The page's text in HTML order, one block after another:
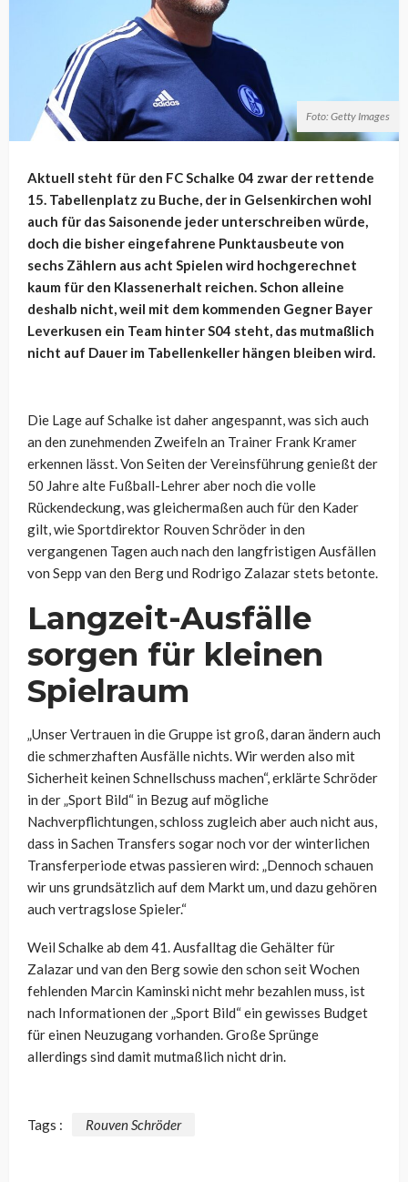
Foto: Getty Images
Aktuell steht für den FC Schalke 04 zwar der rettende
15. Tabellenplatz zu Buche, der in Gelsenkirchen wohl
auch für das Saisonende jeder unterschreiben würde,
doch die bisher eingefahrene Punktausbeute von
sechs Zählern aus acht Spielen wird hochgerechnet
kaum für den Klassenerhalt reichen. Schon alleine
deshalb nicht, weil mit dem kommenden Gegner Bayer
Leverkusen ein Team hinter S04 steht, das mutmaßlich
nicht auf Dauer im Tabellenkeller hängen bleiben wird.
Die Lage auf Schalke ist daher angespannt, was sich auch
an den zunehmenden Zweifeln an Trainer Frank Kramer
erkennen lässt. Von Seiten der Vereinsführung genießt der
50 Jahre alte Fußball-Lehrer aber noch die volle
Rückendeckung, was gleichermaßen auch für den Kader
gilt, wie Sportdirektor Rouven Schröder in den
vergangenen Tagen auch nach den langfristigen Ausfällen
von Sepp van den Berg und Rodrigo Zalazar stets betonte.
Langzeit-Ausfälle
sorgen für kleinen
Spielraum
„Unser Vertrauen in die Gruppe ist groß, daran ändern auch
die schmerzhaften Ausfälle nichts. Wir werden also mit
Sicherheit keinen Schnellschuss machen“, erklärte Schröder
in der „Sport Bild“ in Bezug auf mögliche
Nachverpflichtungen, schloss zugleich aber auch nicht aus,
dass in Sachen Transfers sogar noch vor der winterlichen
Transferperiode etwas passieren wird: „Dennoch schauen
wir uns grundsätzlich auf dem Markt um, und dazu gehören
auch vertragslose Spieler.“
Weil Schalke ab dem 41. Ausfalltag die Gehälter für
Zalazar und van den Berg sowie den schon seit Wochen
fehlenden Marcin Kaminski nicht mehr bezahlen muss, ist
nach Informationen der „Sport Bild“ ein gewisses Budget
für einen Neuzugang vorhanden. Große Sprünge
allerdings sind damit mutmaßlich nicht drin.
Tags : Rouven Schröder